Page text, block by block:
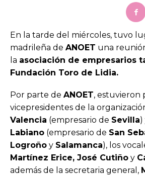
En la tarde del miércoles, tuvo
madrileña de ANOET una
la asociación de empresarios
Fundación Toro de Lidia.
Por parte de ANOET, estuvieron
vicepresidentes de la
Valencia (empresario de Sevilla)
Labiano (empresario de San
Logroño y Salamanca), los
Martínez Erice, José Cutiño y
además de la secretaria general,